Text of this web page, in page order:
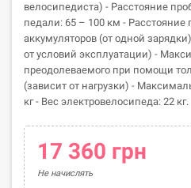
велосипедиста) - Расстояние
педали: 65 – 100 км -
аккумуляторов (от одной
от условий эксплуатации) -
преодолеваемого при помощи
(зависит от нагрузки) -
кг - Вес электровелосипеда: 22 кг.
17 360 грн
Не начислять